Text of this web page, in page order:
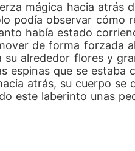
mágica hacia atrás
podía observar cómo
había estado
de forma forzada
alrededor flores y
espinas que se
atrás, su cuerpo
este laberinto unas